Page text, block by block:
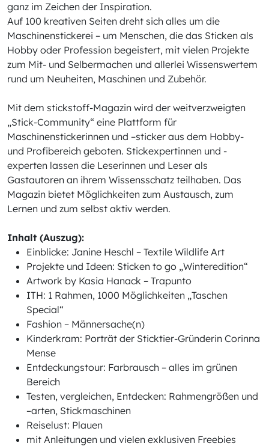
ganz im Zeichen der Inspiration.
Auf 100 kreativen Seiten dreht sich alles um die
Maschinenstickerei – um Menschen, die das Sticken als
Hobby oder Profession begeistert, mit vielen Projekte
zum Mit- und Selbermachen und allerlei Wissenswertem
rund um Neuheiten, Maschinen und Zubehör.
Mit dem stickstoff-Magazin wird der weitverzweigten
„Stick-Community“ eine Plattform für
Maschinenstickerinnen und –sticker aus dem Hobby-
und Profibereich geboten. Stickexpertinnen und -
experten lassen die Leserinnen und Leser als
Gastautoren an ihrem Wissensschatz teilhaben. Das
Magazin bietet Möglichkeiten zum Austausch, zum
Lernen und zum selbst aktiv werden.
Inhalt (Auszug):
Einblicke: Janine Heschl – Textile Wildlife Art
Projekte und Ideen: Sticken to go „Winteredition“
Artwork by Kasia Hanack – Trapunto
ITH: 1 Rahmen, 1000 Möglichkeiten „Taschen
Special“
Fashion – Männersache(n)
Kinderkram: Porträt der Sticktier-Gründerin Corinna
Mense
Entdeckungstour: Farbrausch – alles im grünen
Bereich
Testen, vergleichen, Entdecken: Rahmengrößen und
–arten, Stickmaschinen
Reiselust: Plauen
mit Anleitungen und vielen exklusiven Freebies